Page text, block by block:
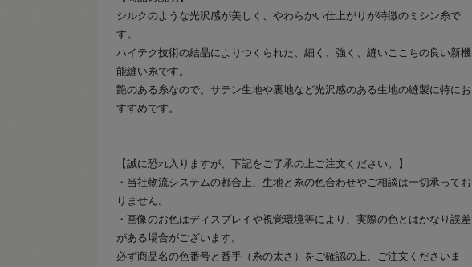
シルクのような光沢感が美しく、やわらかい仕上がりが特徴のミシン糸で
す。
ハイテク技術の結晶によりつくられた、細く、強く、縫いごこちの良い新機
能縫い糸です。
艶のある糸なので、サテン生地や裏地など光沢感のある生地の縫製に特にお
すすめです。
【誠に恐れ入りますが、下記をご了承の上ご注文ください。】
・当社物流システムの都合上、生地と糸の色合わせやご相談は一切承ってお
りません。
・画像のお色はディスプレイや視覚環境等により、実際の色とはかなり誤差
がある場合がございます。
必ず商品名の色番号と番手（糸の太さ）をご確認の上、ご注文くださいま